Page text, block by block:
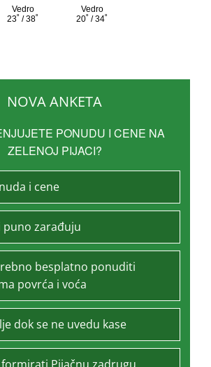
NOVA ANKETA
PONUDU I CENE NA
ZELENOJ PIJACI?
i cene
puno zarađuju
besplatno ponuditi
povrća i voća
dok se ne uvedu kase